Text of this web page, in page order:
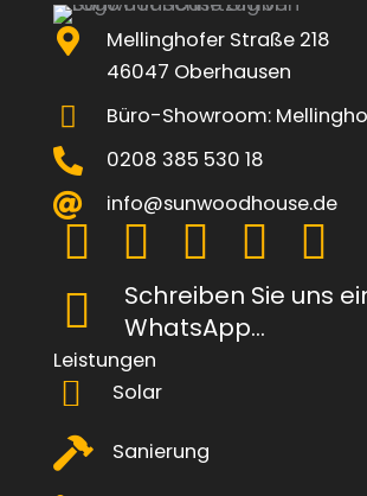
Mellinghofer Straße 218
46047 Oberhausen
Büro-Showroom:
0208 385 530 18
info@sunwoodhouse.de
Schreiben Sie uns
WhatsApp...
Leistungen
Solar
Sanierung